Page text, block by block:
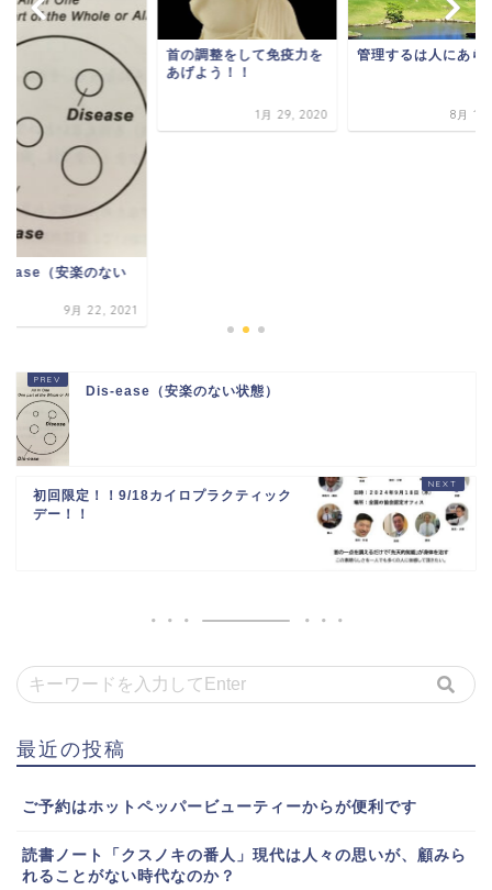
ease（安楽のない
9月 22, 2021
首の調整をして免疫力を
あげよう！！
1月 29, 2020
管理するは人にあら
8月 11,
Dis-ease（安楽のない状態）
初回限定！！9/18カイロプラクティック
デー！！
最近の投稿
ご予約はホットペッパービューティーからが便利です
読書ノート「クスノキの番人」現代は人々の思いが、顧みら
れることがない時代なのか？